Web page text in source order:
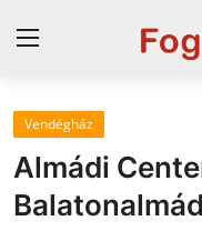
Magyarország
Horvát tengerpart
Vendégház
Almádi